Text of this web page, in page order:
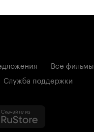
Все фильмы
Служба поддержки